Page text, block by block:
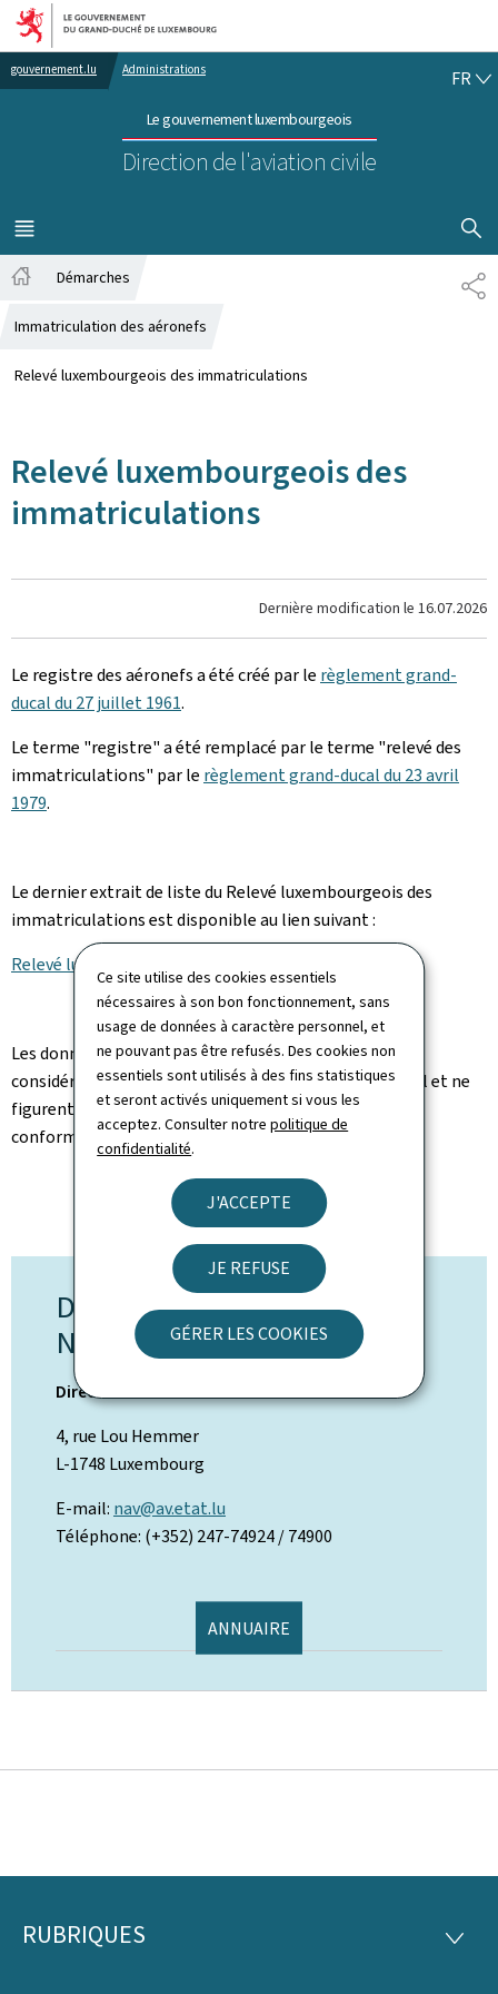
Ce site utilise des cookies essentiels
nécessaires à son bon fonctionnement, sans
usage de données à caractère personnel, et
ne pouvant pas être refusés. Des cookies non
essentiels sont utilisés à des fins statistiques
et seront activés uniquement si vous les
acceptez. Consulter notrepolitique de
confidentialité.
J'ACCEPTE
JE REFUSE
GÉRER LES COOKIES
Aller au menu principal
Aller au contenu
gouvernement.lu Administrations
Le gouvernement luxembourgeois
Direction de l'aviation civile
FR
MENU
PRINCIPAL
Démarches
Immatriculation des aéronefs
Relevé luxembourgeois des immatriculations
Relevé luxembourgeois des
immatriculations
Dernière modification le 16.07.2026
Le registre des aéronefs a été créé par le règlement grand-
ducal du 27 juillet 1961.
Le terme "registre" a été remplacé par le terme "relevé des
immatriculations" par le règlement grand-ducal du 23 avril
1979.
Le dernier extrait de liste du Relevé luxembourgeois des
immatriculations est disponible au lien suivant :
Relevé luxembourgeois des immatriculations
Les données relatives à des personnes physiques sont
considérées comme des données à caractère personnel et ne
figurent pas dans l’extrait de liste pour des raisons de
conformité aux dispositions RGPD.
DÉPARTEMENT
NAVIGABILITÉ
Direction de l'Aviation Civile
4, rue Lou Hemmer
L-1748 Luxembourg
E-mail: nav@av.etat.lu
Téléphone: (+352) 247-74924 / 74900
ANNUAIRE
Pied
RUBRIQUES